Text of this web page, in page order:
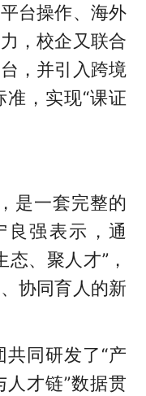
台操作、海外
，校企又联合
，并引入跨境
，实现“课证
是一套完整的
良强表示，通
、聚人才”，
协同育人的新
同研发了“产
才链”数据贯